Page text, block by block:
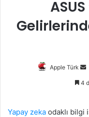
Apple Türk
Bir
4
Yapay zeka odaklı bilgi